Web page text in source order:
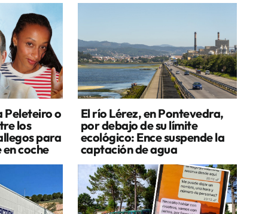
Peleteiro o
los
para
coche
El río Lérez, en Pontevedra,
por debajo de su límite
ecológico: Ence suspende la
captación de agua